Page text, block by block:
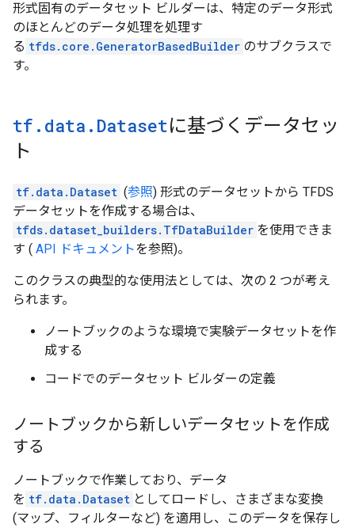
形式固有のデータセット ビルダーは、特定のデータ形式
のほとんどのデータ処理を処理す
る tfds.core.GeneratorBasedBuilder のサブクラスで
す。
tf . data . Datasetに基づくデータセッ
ト
tf.data.Dataset (参照) 形式のデータセットから TFDS
データセットを作成する場合は、
tfds.dataset_builders.TfDataBuilder を使用できま
す ( API ドキュメントを参照)。
このクラスの典型的な使用法としては、次の 2 つが考え
られます。
ノートブックのような環境で実験データセットを作
成する
コードでのデータセット ビルダーの定義
ノートブックから新しいデータセットを作成
する
ノートブックで作業しており、データ
を tf.data.Dataset としてロードし、さまざまな変換
(マップ、フィルターなど) を適用し、このデータを保存し